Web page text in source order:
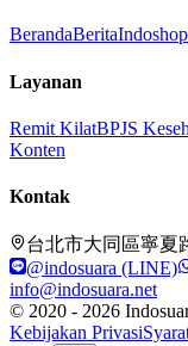
BerandaBeritaIndoshop
Layanan
Remit KilatBPJS
Konten
Kontak
台北市大同區寧夏
@indosuara (LINE)
info@indosuara.net
© 2020 - 2026
Kebijakan Privasi